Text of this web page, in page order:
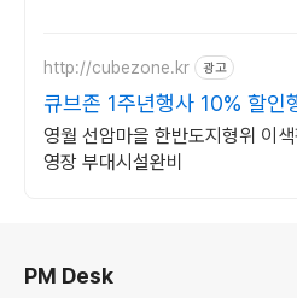
http://cubezone.kr 광고
큐브존 1주년행사 10% 할인
영월 선암마을 한반도지형위 이
영장 부대시설완비
PM Desk